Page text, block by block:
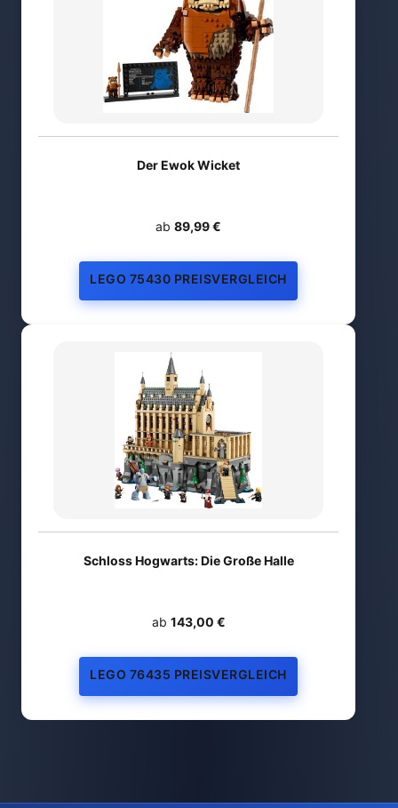
Der Ewok Wicket
ab 89,99 €
LEGO 75430 PREISVERGLEICH
Schloss Hogwarts: Die Große Halle
ab 143,00 €
LEGO 76435 PREISVERGLEICH